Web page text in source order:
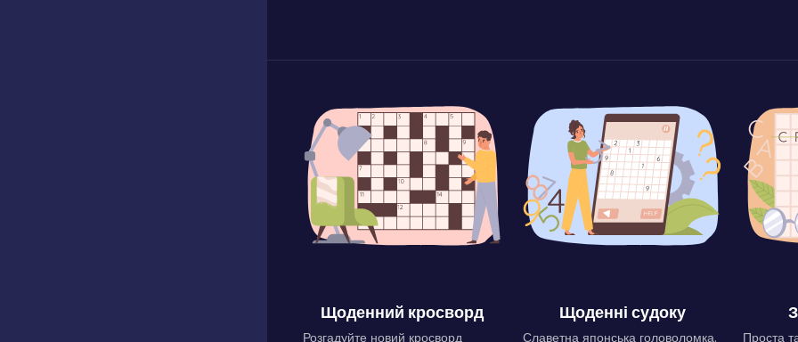
Щоденний кросворд
Розгадуйте новий кросворд
Щоденні судоку
Славетна японська головоломка. Проста